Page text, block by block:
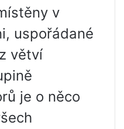
v
uspořádané
větví
je o něco